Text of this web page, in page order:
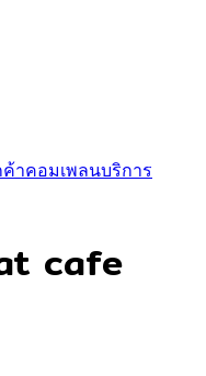
าคอมเพลนบริการ
cafe